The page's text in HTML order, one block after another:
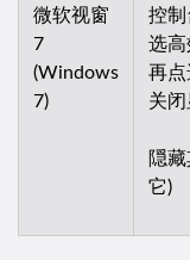
微软视窗
7
(Windows
7)
控制
选高
再点
关
隠
它)